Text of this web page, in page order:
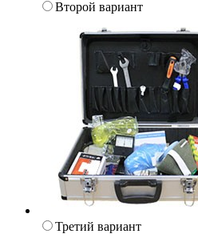
Второй вариант
Третий вариант